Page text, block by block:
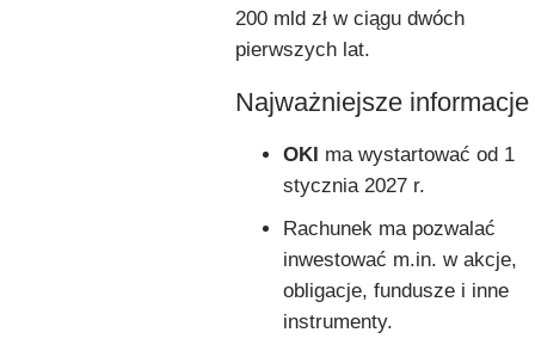
200 mld zł w ciągu dwóch
pierwszych lat.
Najważniejsze informacje
OKI ma wystartować od 1
stycznia 2027 r.
Rachunek ma pozwalać
inwestować m.in. w akcje,
obligacje, fundusze i inne
instrumenty.